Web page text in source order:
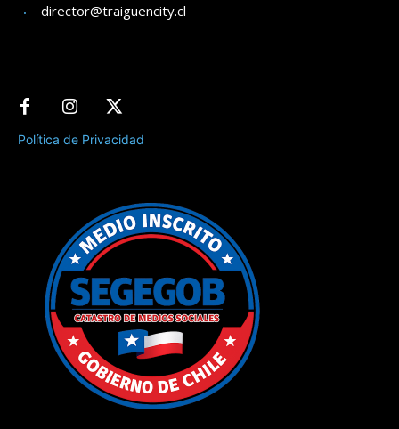
director@traiguencity.cl
Política de Privacidad